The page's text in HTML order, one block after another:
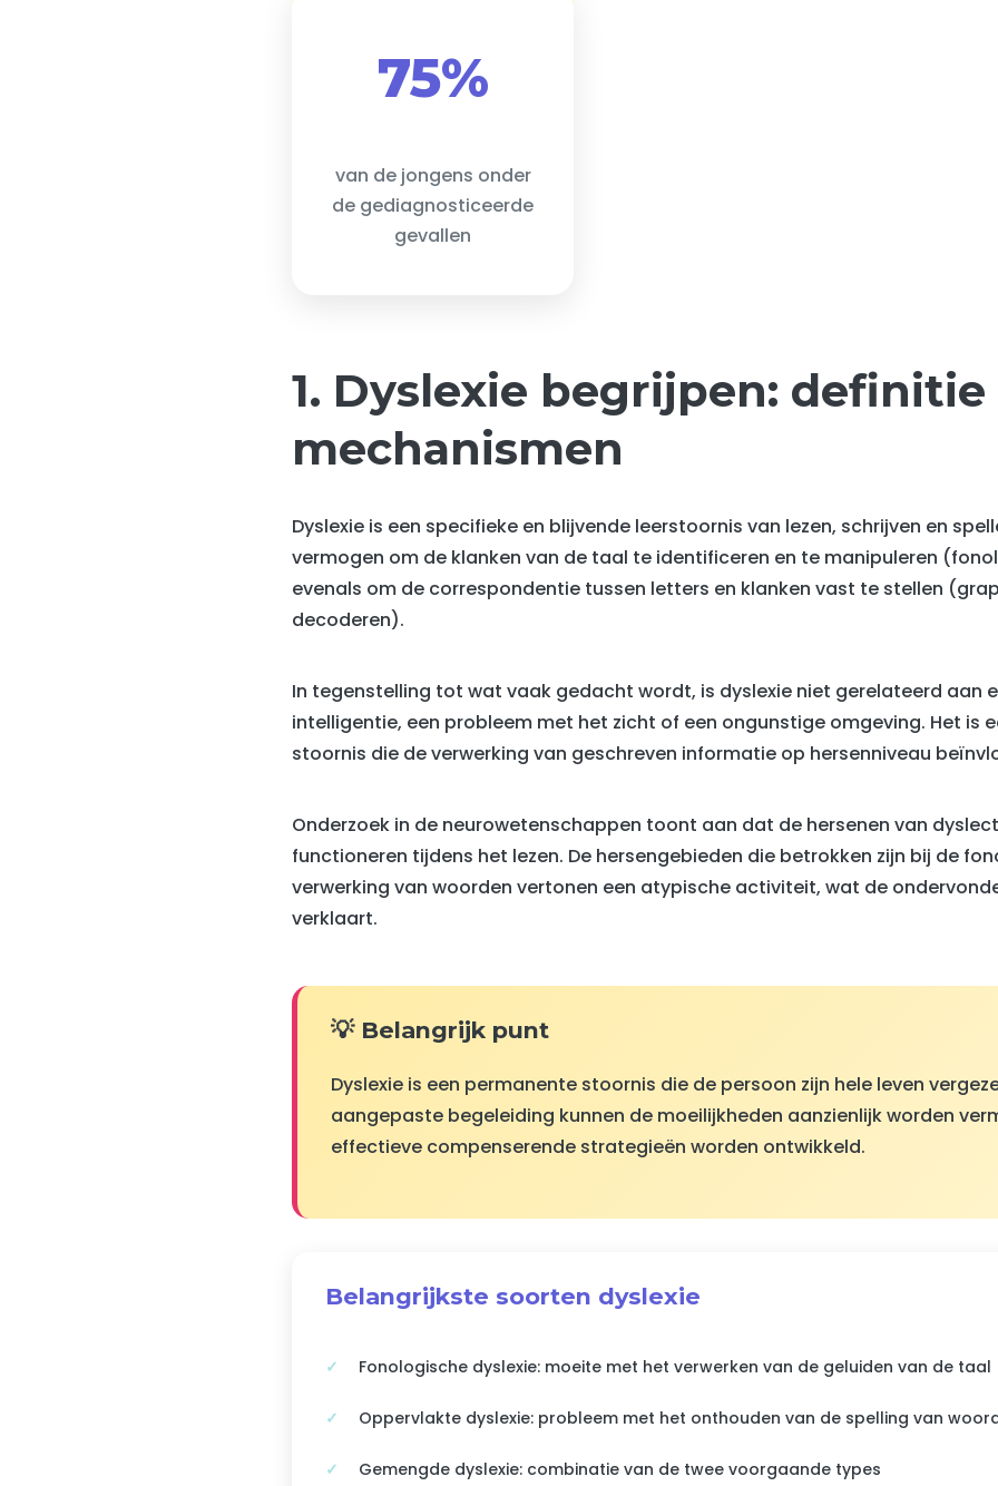
75%
van de jongens onder
de gediagnosticeerde
gevallen
1. Dyslexie begrijpen: definitie
mechanismen
Dyslexie is een specifieke en blijvende leerstoornis van lezen, schrijven en
vermogen om de klanken van de taal te identificeren en te manipuleren
evenals om de correspondentie tussen letters en klanken vast te stellen
decoderen).
In tegenstelling tot wat vaak gedacht wordt, is dyslexie niet gerelateerd aan
intelligentie, een probleem met het zicht of een ongunstige omgeving. Het is
stoornis die de verwerking van geschreven informatie op hersenniveau
Onderzoek in de neurowetenschappen toont aan dat de hersenen van
functioneren tijdens het lezen. De hersengebieden die betrokken zijn bij de
verwerking van woorden vertonen een atypische activiteit, wat de
verklaart.
💡 Belangrijk punt
Dyslexie is een permanente stoornis die de persoon zijn hele leven
aangepaste begeleiding kunnen de moeilijkheden aanzienlijk worden
effectieve compenserende strategieën worden ontwikkeld.
Belangrijkste soorten dyslexie
Fonologische dyslexie: moeite met het verwerken van de geluiden van de taal
Oppervlakte dyslexie: probleem met het onthouden van de spelling van
Gemengde dyslexie: combinatie van de twee voorgaande types